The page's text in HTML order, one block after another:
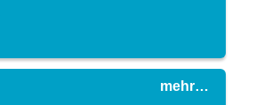
mehr…